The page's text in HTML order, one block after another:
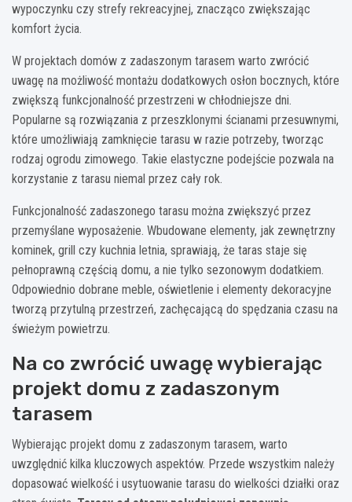
wypoczynku czy strefy rekreacyjnej, znacząco zwiększając
komfort życia.
W projektach domów z zadaszonym tarasem warto zwrócić
uwagę na możliwość montażu dodatkowych osłon bocznych, które
zwiększą funkcjonalność przestrzeni w chłodniejsze dni.
Popularne są rozwiązania z przeszklonymi ścianami przesuwnymi,
które umożliwiają zamknięcie tarasu w razie potrzeby, tworząc
rodzaj ogrodu zimowego. Takie elastyczne podejście pozwala na
korzystanie z tarasu niemal przez cały rok.
Funkcjonalność zadaszonego tarasu można zwiększyć przez
przemyślane wyposażenie. Wbudowane elementy, jak zewnętrzny
kominek, grill czy kuchnia letnia, sprawiają, że taras staje się
pełnoprawną częścią domu, a nie tylko sezonowym dodatkiem.
Odpowiednio dobrane meble, oświetlenie i elementy dekoracyjne
tworzą przytulną przestrzeń, zachęcającą do spędzania czasu na
świeżym powietrzu.
Na co zwrócić uwagę wybierając
projekt domu z zadaszonym
tarasem
Wybierając projekt domu z zadaszonym tarasem, warto
uwzględnić kilka kluczowych aspektów. Przede wszystkim należy
dopasować wielkość i usytuowanie tarasu do wielkości działki oraz